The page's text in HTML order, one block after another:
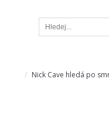
Nick Cave hledá po